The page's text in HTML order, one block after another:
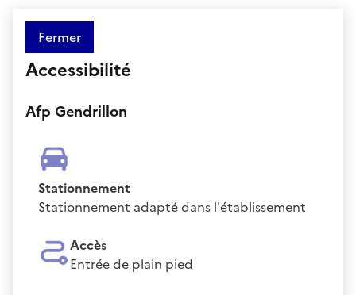
Fermer
Accessibilité
Afp Gendrillon
Stationnement
Stationnement adapté dans l'établissement
Accès
Entrée de plain pied